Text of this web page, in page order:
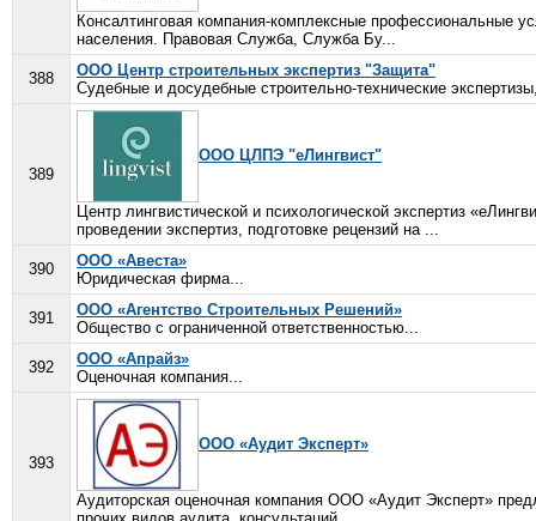
Консалтинговая компания-комплексные профессиональные
населения. Правовая Служба, Служба Бу...
388
ООО Центр строительных экспертиз "Защита"
Судебные и досудебные строительно-технические
389
ООО ЦЛПЭ "еЛингвист"
Центр лингвистической и психологической экспертиз
проведении экспертиз, подготовке рецензий на ...
390
ООО «Авеста»
Юридическая фирма...
391
ООО «Агентство Строительных Решений»
Общество с ограниченной ответственностью...
392
ООО «Апрайз»
Оценочная компания...
393
ООО «Аудит Эксперт»
Аудиторская оценочная компания ООО «Аудит Эксперт»